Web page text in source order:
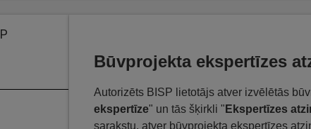
Būvprojekta ekspertīzes
Autorizēts BISP lietotājs atver izvēlētās
ekspertīze" un tās šķirkli " Ekspertīzes
sarakstu, atver būvprojekta ekspertīzes